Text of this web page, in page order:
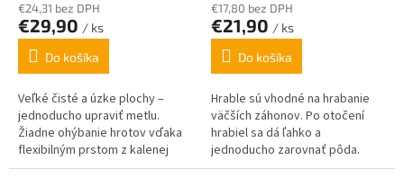
€24,31 bez DPH
€29,90 / ks
Do košíka
Veľké čisté a úzke plochy –
jednoducho upraviť metlu.
Žiadne ohýbanie hrotov vďaka
flexibilným prstom z kalenej
pružinovej ocele.
€17,80 bez DPH
€21,90 / ks
Do košíka
Hrable sú vhodné na hrabanie
väčších záhonov. Po otočení
hrabiel sa dá ľahko a
jednoducho zarovnať pôda.
Hrable majú vysokú stabilitu